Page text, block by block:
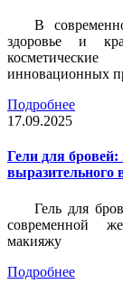
В
здоровье и
инновационных
Подробнее
17.09.2025
Гели для
выразительного
Гель для
современной
макияжу
Подробнее